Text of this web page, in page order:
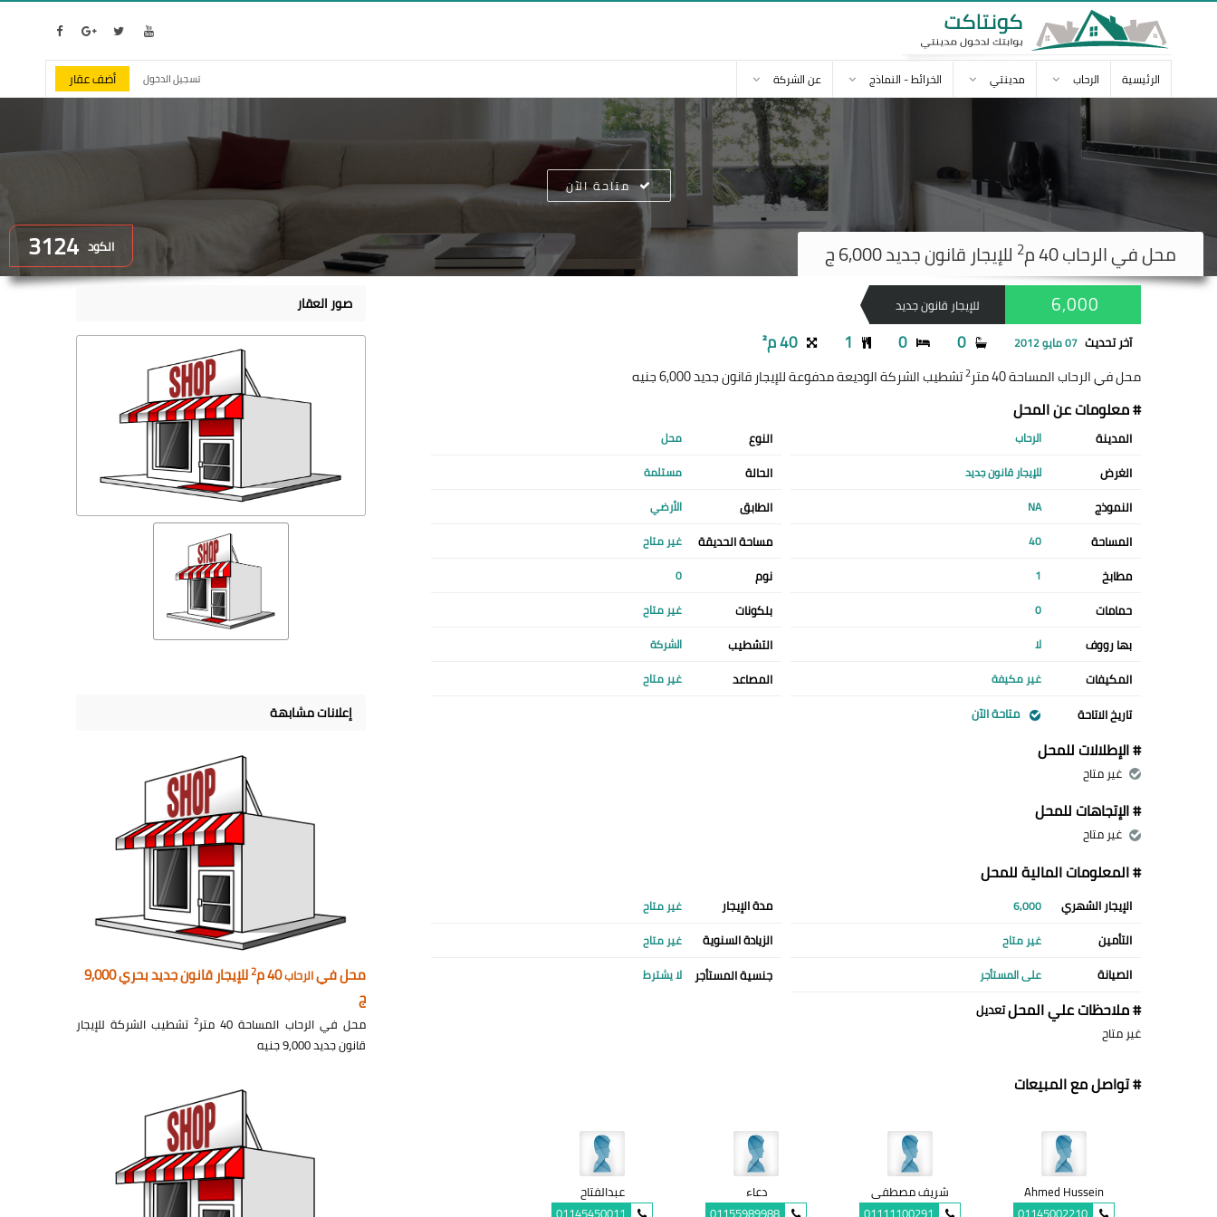
الرئيسية الرحاب مدينتي الخرائط - النماذج عن الشركة تسجيل الدخول أضف عقار
الكود 3124 محل فيالرحاب 2 للإيجار قانون جديد 6,000 ج
متاحة الآن
للإيجار قانون جديد 6,000
آخر تحديث 07 مايو 2012 0
0
1 40 م²
محل في الرحاب المساحة 40 متر 2تشطيب الشركة الوديعة مدفوعة للإيجار قانون جديد 6,000 جنيه
# معلومات عن المحل
المدينة الرحاب النوع محل
الغرض للإيجار قانون جديد الحالة مستلمة
النموذج NA الطابق الأرضي
المساحة 40 مساحة الحديقة غير متاح
مطابخ 1 نوم 0
حمامات 0 بلكونات غير متاح
بها رووف لا التشطيب الشركة
المكيفات غير مكيفة المصاعد غير متاح
تاريخ الاتاحة متاحة الآن
# الإطلالات للمحل
غير متاح
# الإتجاهات للمحل
غير متاح
# المعلومات المالية للمحل
الإيجار الشهري 6,000 مدة الإيجار غير متاح
التأمين غير متاح الزيادة السنوية غير متاح
الصيانة على المستأجر جنسية المستأجر لا يشترط
# ملاحظات علي المحلتعديل
غير متاح
# تواصل مع المبيعات
Ahmed Hussein
شريف مصطفى
دعاء
عبدالفتاح
صور العقار
إعلانات مشابهة
محل فيالرحاب40 م 2
للإيجار قانون جديد بحري 9,000
ج
محل في الرحاب المساحة 40 متر 2تشطيب الشركة للإيجار
قانون جديد 9,000 جنيه